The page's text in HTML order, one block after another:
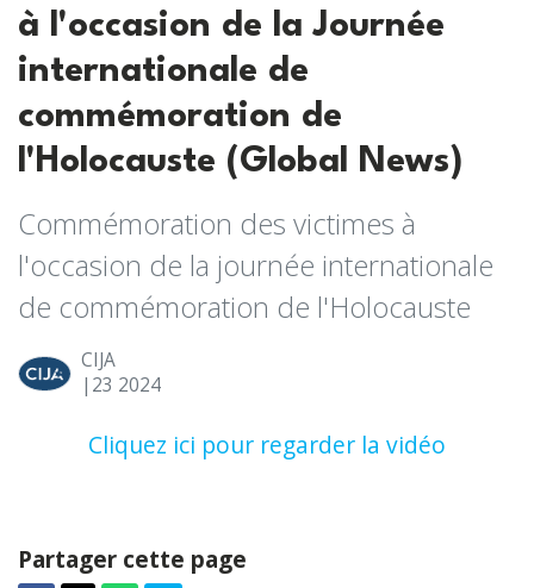
à l'occasion de la Journée
internationale de
commémoration de
l'Holocauste (Global News)
Commémoration des victimes à
l'occasion de la journée internationale
de commémoration de l'Holocauste
CIJA
|23 2024
Cliquez ici pour regarder la vidéo
Partager cette page